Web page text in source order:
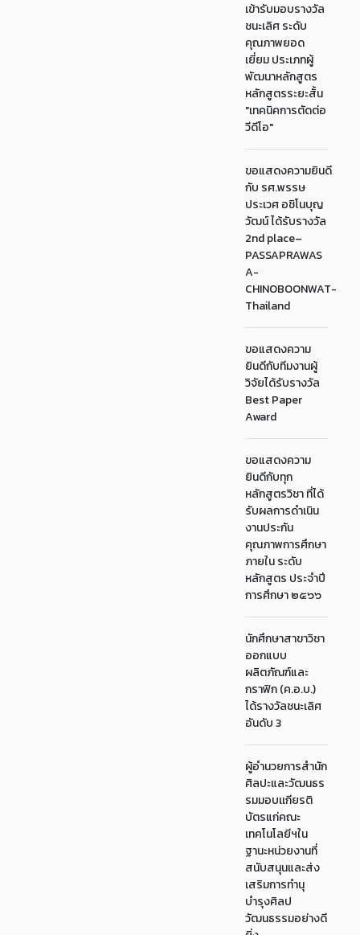
เข้ารับมอบรางวัล
ชนะเลิศ ระดับ
คุณภาพยอด
เยี่ยม ประเภทผู้
พัฒนาหลักสูตร
หลักสูตรระยะสั้น
"เทคนิคการตัดต่อ
วีดีโอ"
ขอแสดงความยินดี
กับ รศ.พรรษ
ประเวศ อชิโนบุญ
วัฒน์ ได้รับรางวัล
2nd place–
PASSAPRAWAS
A-
CHINOBOONWAT-
Thailand
ขอแสดงความ
ยินดีกับทีมงานผู้
วิจัยได้รับรางวัล
Best Paper
Award
ขอแสดงความ
ยินดีกับทุก
หลักสูตรวิชา ที่ได้
รับผลการดำเนิน
งานประกัน
คุณภาพการศึกษา
ภายใน ระดับ
หลักสูตร ประจำปี
การศึกษา ๒๕๖๖
นักศึกษาสาขาวิชา
ออกแบบ
ผลิตภัณฑ์และ
กราฟิก (ค.อ.บ.)
ได้รางวัลชนะเลิศ
อันดับ 3
ผู้อำนวยการสำนัก
ศิลปะและวัฒนธร
รมมอบเเกียรติ
บัตรแก่คณะ
เทคโนโลยีฯใน
ฐานะหน่วยงานที่
สนับสนุนและส่ง
เสริมการทำนุ
บำรุงศิลป
วัฒนธรรมอย่างดี